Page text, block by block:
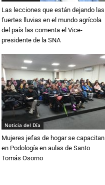
Las lecciones que están dejando las
fuertes lluvias en el mundo agrícola
del país las comenta el Vice-
presidente de la SNA
Noticia del Día
Mujeres jefas de hogar se capacitan
en Podología en aulas de Santo
Tomás Osorno